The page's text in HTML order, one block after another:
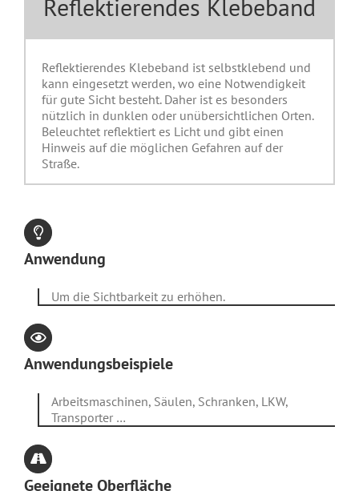
Reflektierendes Klebeband
Reflektierendes Klebeband ist selbstklebend und
kann eingesetzt werden, wo eine Notwendigkeit
für gute Sicht besteht. Daher ist es besonders
nützlich in dunklen oder unübersichtlichen Orten.
Beleuchtet reflektiert es Licht und gibt einen
Hinweis auf die möglichen Gefahren auf der
Straße.
Anwendung
Um die Sichtbarkeit zu erhöhen.
Anwendungsbeispiele
Arbeitsmaschinen, Säulen, Schranken, LKW,
Transporter …
Geeignete Oberfläche